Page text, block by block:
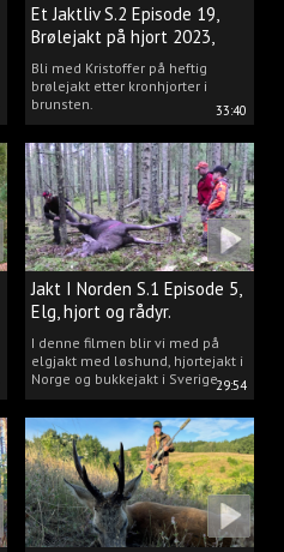
33:40
Et Jaktliv S.2 Episode 19,
Brølejakt på hjort 2023,
del.1
Bli med Kristoffer på heftig
brølejakt etter kronhjorter i
brunsten.
29:54
Jakt I Norden S.1 Episode 5,
Elg, hjort og rådyr.
I denne filmen blir vi med på
elgjakt med løshund, hjortejakt i
Norge og bukkejakt i Sverige.